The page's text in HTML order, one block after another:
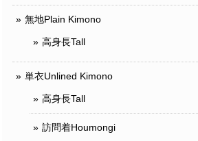
無地Plain Kimono
高身長Tall
単衣Unlined Kimono
高身長Tall
訪問着Houmongi